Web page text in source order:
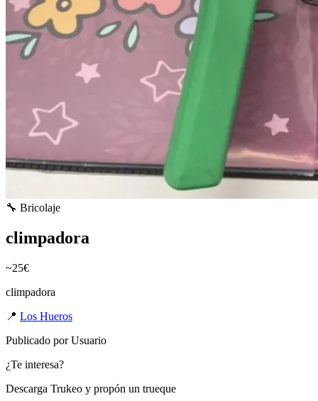
🔧 Bricolaje
climpadora
~25€
climpadora
📍 Los Hueros
Publicado porUsuario
¿Te interesa?
Descarga Trukeo y propón un trueque